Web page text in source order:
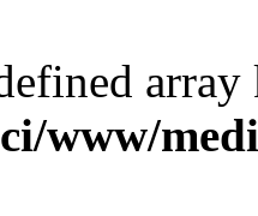
www/